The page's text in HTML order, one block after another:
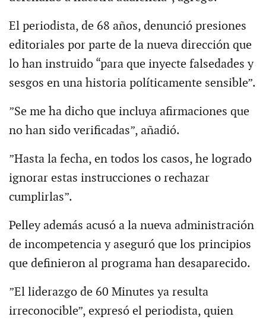
El periodista, de 68 años, denunció presiones
editoriales por parte de la nueva dirección que
lo han instruido “para que inyecte falsedades y
sesgos en una historia políticamente sensible”.
”Se me ha dicho que incluya afirmaciones que
no han sido verificadas”, añadió.
”Hasta la fecha, en todos los casos, he logrado
ignorar estas instrucciones o rechazar
cumplirlas”.
Pelley además acusó a la nueva administración
de incompetencia y aseguró que los principios
que definieron al programa han desaparecido.
”El liderazgo de 60 Minutes ya resulta
irreconocible”, expresó el periodista, quien